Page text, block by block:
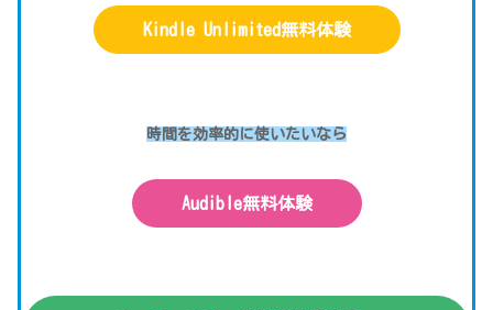
Kindle Unlimited無料体験
時間を効率的に使いたいなら
Audible無料体験